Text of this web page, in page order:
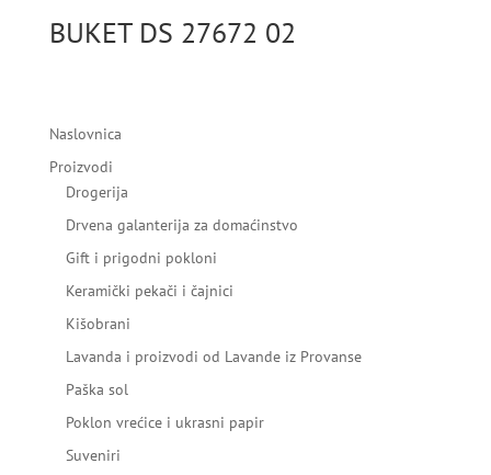
BUKET DS 27672 02
Naslovnica
Proizvodi
Drogerija
Drvena galanterija za domaćinstvo
Gift i prigodni pokloni
Keramički pekači i čajnici
Kišobrani
Lavanda i proizvodi od Lavande iz Provanse
Paška sol
Poklon vrećice i ukrasni papir
Suveniri